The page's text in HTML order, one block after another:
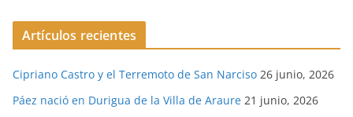
Artículos recientes
Cipriano Castro y el Terremoto de San Narciso 26 junio, 2026
Páez nació en Durigua de la Villa de Araure 21 junio, 2026